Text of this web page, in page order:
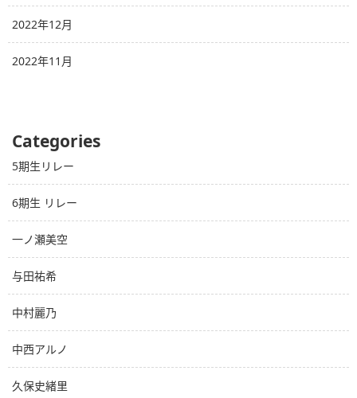
2022年12月
2022年11月
Categories
5期生リレー
6期生 リレー
一ノ瀬美空
与田祐希
中村麗乃
中西アルノ
久保史緒里